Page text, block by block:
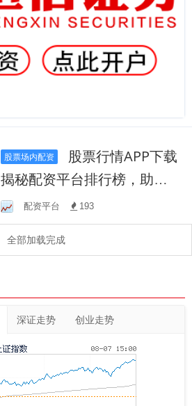
股票场内配资
揭秘配资平台排行榜，助你
轻松投资
配资平台 193
全部加载完成
深证走势 创业走势